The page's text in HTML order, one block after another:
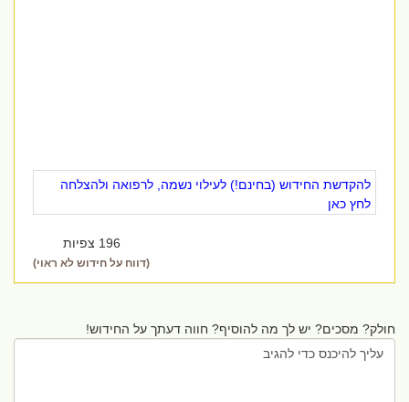
להקדשת החידוש (בחינם!) לעילוי נשמה, לרפואה ולהצלחה
לחץ כאן
196 צפיות
(דווח על חידוש לא ראוי)
חולק? מסכים? יש לך מה להוסיף? חווה דעתך על החידוש!